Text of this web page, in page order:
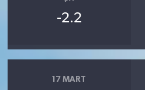
-2.2
17 MART